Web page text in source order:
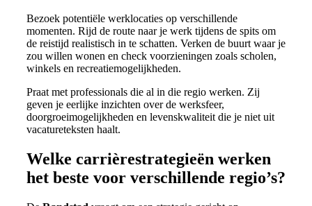
Bezoek potentiële werklocaties op verschillende
momenten. Rijd de route naar je werk tijdens de spits om
de reistijd realistisch in te schatten. Verken de buurt waar je
zou willen wonen en check voorzieningen zoals scholen,
winkels en recreatiemogelijkheden.
Praat met professionals die al in die regio werken. Zij
geven je eerlijke inzichten over de werksfeer,
doorgroeimogelijkheden en levenskwaliteit die je niet uit
vacatureteksten haalt.
Welke carrièrestrategieën werken
het beste voor verschillende regio’s?